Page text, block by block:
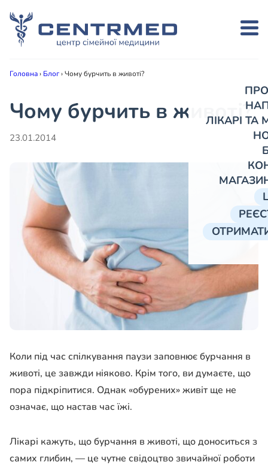
ЛІКАРІ
Головна› Блог›Чому бурчить в животі?
Чому бурчить в животі?
23.01.2014
Коли під час спілкування паузи заповнює бурчання в
животі, це завжди ніяково. Крім того, ви думаєте, що
пора підкріпитися. Однак «обурених» живіт ще не
означає, що настав час їжі.
Лікарі кажуть, що бурчання в животі, що доноситься з
самих глибин, — це чутне свідоцтво звичайної роботи